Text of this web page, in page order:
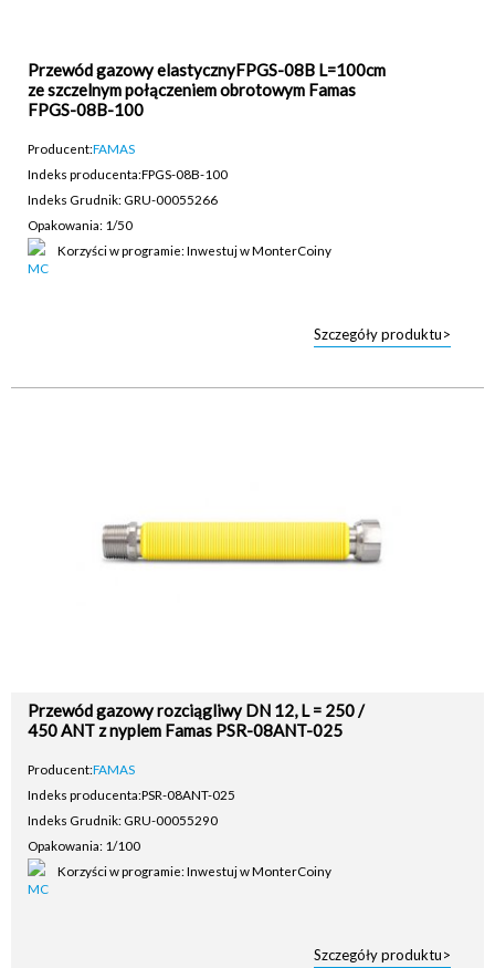
Przewód gazowy elastycznyFPGS-08B L=100cm
ze szczelnym połączeniem obrotowym Famas
FPGS-08B-100
Producent:FAMAS
Indeks producenta:FPGS-08B-100
Indeks Grudnik: GRU-00055266
Opakowania: 1/50
Korzyści w programie: Inwestuj w MonterCoiny
Szczegóły produktu>
Przewód gazowy rozciągliwy DN 12, L = 250 /
450 ANT z nyplem Famas PSR-08ANT-025
Producent:FAMAS
Indeks producenta:PSR-08ANT-025
Indeks Grudnik: GRU-00055290
Opakowania: 1/100
Korzyści w programie: Inwestuj w MonterCoiny
Szczegóły produktu>